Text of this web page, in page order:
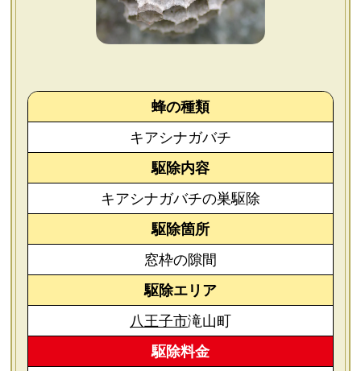
個人情報保護方針
蜂の種類
キアシナガバチ
駆除内容
キアシナガバチの巣駆除
駆除箇所
窓枠の隙間
駆除エリア
八王子市滝山町
駆除料金